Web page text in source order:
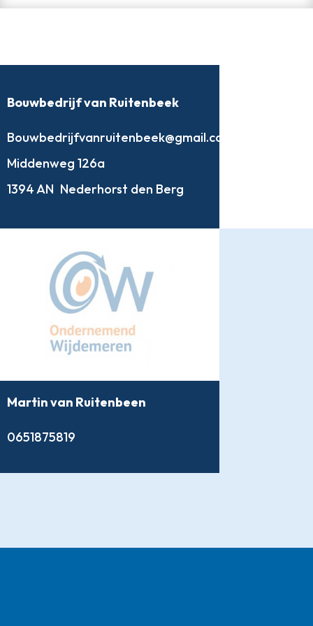
Bouwbedrijf van Ruitenbeek
Bouwbedrijfvanruitenbeek@gmail.com
Middenweg 126a
1394 AN Nederhorst den Berg
Martin van Ruitenbeen
0651875819